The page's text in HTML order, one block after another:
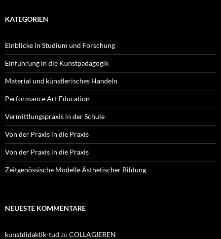
KATEGORIEN
Einblicke in Studium und Forschung
Einführung in die Kunstpädagogik
Material und künstlerisches Handeln
Performance Art Education
Vermittlungspraxis in der Schule
Von der Praxis in die Praxis
Von der Praxis in die Praxis
Zeitgenössische Modelle Ästhetischer Bildung
NEUESTE KOMMENTARE
kunstdidaktik-tud zu COLLAGIEREN